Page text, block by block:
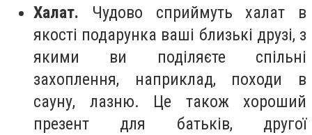
Халат. Чудово сприймуть халат в
якості подарунка ваші близькі друзі, з
якими ви поділяєте спільні
захоплення, наприклад, походи в
сауну, лазню. Це також хороший
презент для батьків, другої